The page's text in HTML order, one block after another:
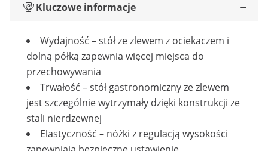
Kluczowe informacje
Wydajność – stół ze zlewem z ociekaczem i
dolną półką zapewnia więcej miejsca do
przechowywania
Trwałość – stół gastronomiczny ze zlewem
jest szczególnie wytrzymały dzięki konstrukcji ze
stali nierdzewnej
Elastyczność – nóżki z regulacją wysokości